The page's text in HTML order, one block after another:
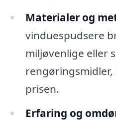
Materialer og
vinduespudsere
miljøvenlige eller
prisen.
Erfaring og